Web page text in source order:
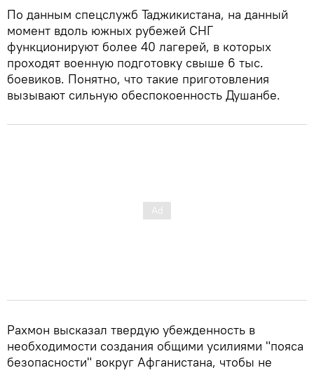
По данным спецслужб Таджикистана, на данный
момент вдоль южных рубежей СНГ
функционируют более 40 лагерей, в которых
проходят военную подготовку свыше 6 тыс.
боевиков. Понятно, что такие приготовления
вызывают сильную обеспокоенность Душанбе.
Рахмон высказал твердую убежденность в
необходимости создания общими усилиями "пояса
безопасности" вокруг Афганистана, чтобы не